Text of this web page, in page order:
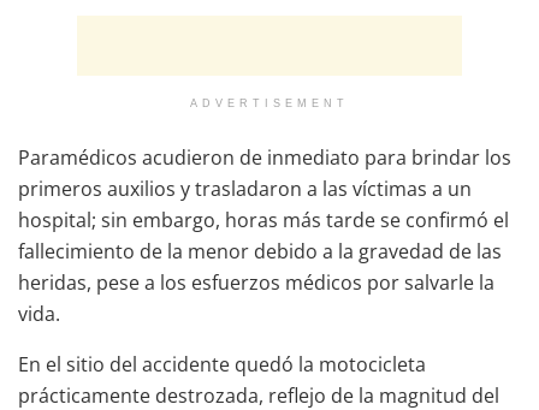
ADVERTISEMENT
Paramédicos acudieron de inmediato para brindar los
primeros auxilios y trasladaron a las víctimas a un
hospital; sin embargo, horas más tarde se confirmó el
fallecimiento de la menor debido a la gravedad de las
heridas, pese a los esfuerzos médicos por salvarle la
vida.
En el sitio del accidente quedó la motocicleta
prácticamente destrozada, reflejo de la magnitud del